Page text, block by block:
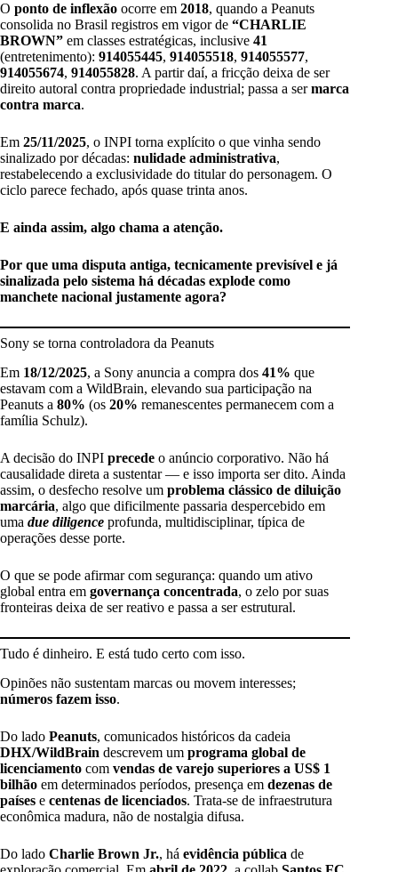
O ponto de inflexão ocorre em 2018, quando a Peanuts
consolida no Brasil registros em vigor de “CHARLIE
BROWN” em classes estratégicas, inclusive 41
(entretenimento): 914055445, 914055518, 914055577,
914055674, 914055828. A partir daí, a fricção deixa de ser
direito autoral contra propriedade industrial; passa a sermarca
contra marca.
Em 25/11/2025, o INPI torna explícito o que vinha sendo
sinalizado por décadas: nulidade administrativa,
restabelecendo a exclusividade do titular do personagem. O
ciclo parece fechado, após quase trinta anos.
E ainda assim, algo chama a atenção.
Por que uma disputa antiga, tecnicamente previsível e já
sinalizada pelo sistema há décadas explode como
manchete nacional justamente agora?
Sony se torna controladora da Peanuts
Em 18/12/2025, a Sony anuncia a compra dos 41% que
estavam com a WildBrain, elevando sua participação na
Peanuts a 80% (os 20% remanescentes permanecem com a
família Schulz).
A decisão do INPI precede o anúncio corporativo. Não há
causalidade direta a sustentar — e isso importa ser dito. Ainda
assim, o desfecho resolve um problema clássico de diluição
marcária, algo que dificilmente passaria despercebido em
uma due diligence profunda, multidisciplinar, típica de
operações desse porte.
O que se pode afirmar com segurança: quando um ativo
global entra em governança concentrada, o zelo por suas
fronteiras deixa de ser reativo e passa a ser estrutural.
Tudo é dinheiro. E está tudo certo com isso.
Opinões não sustentam marcas ou movem interesses;
números fazem isso.
Do lado Peanuts, comunicados históricos da cadeia
DHX/WildBrain descrevem um programa global de
licenciamento com vendas de varejo superiores a US$ 1
bilhão em determinados períodos, presença em dezenas de
países e centenas de licenciados. Trata-se de infraestrutura
econômica madura, não de nostalgia difusa.
Do lado Charlie Brown Jr., há evidência pública de